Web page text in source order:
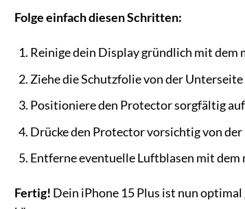
Folge einfach diesen Schritten:
Reinige dein Display gründlich mit
Ziehe die Schutzfolie von der
Positioniere den Protector sorgfältig
Drücke den Protector vorsichtig von
Entferne eventuelle Luftblasen mit dem
Fertig! Dein iPhone 15 Plus ist nun